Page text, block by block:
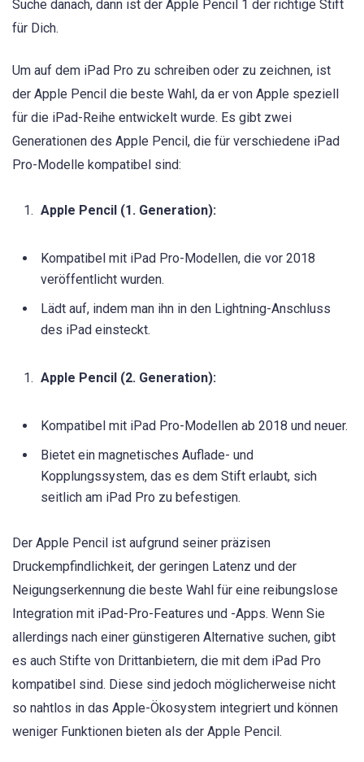
Suche danach, dann ist der Apple Pencil 1 der richtige Stift
für Dich.
Um auf dem iPad Pro zu schreiben oder zu zeichnen, ist
der Apple Pencil die beste Wahl, da er von Apple speziell
für die iPad-Reihe entwickelt wurde. Es gibt zwei
Generationen des Apple Pencil, die für verschiedene iPad
Pro-Modelle kompatibel sind:
Apple Pencil (1. Generation):
Kompatibel mit iPad Pro-Modellen, die vor 2018
veröffentlicht wurden.
Lädt auf, indem man ihn in den Lightning-Anschluss
des iPad einsteckt.
Apple Pencil (2. Generation):
Kompatibel mit iPad Pro-Modellen ab 2018 und neuer.
Bietet ein magnetisches Auflade- und
Kopplungssystem, das es dem Stift erlaubt, sich
seitlich am iPad Pro zu befestigen.
Der Apple Pencil ist aufgrund seiner präzisen
Druckempfindlichkeit, der geringen Latenz und der
Neigungserkennung die beste Wahl für eine reibungslose
Integration mit iPad-Pro-Features und -Apps. Wenn Sie
allerdings nach einer günstigeren Alternative suchen, gibt
es auch Stifte von Drittanbietern, die mit dem iPad Pro
kompatibel sind. Diese sind jedoch möglicherweise nicht
so nahtlos in das Apple-Ökosystem integriert und können
weniger Funktionen bieten als der Apple Pencil.